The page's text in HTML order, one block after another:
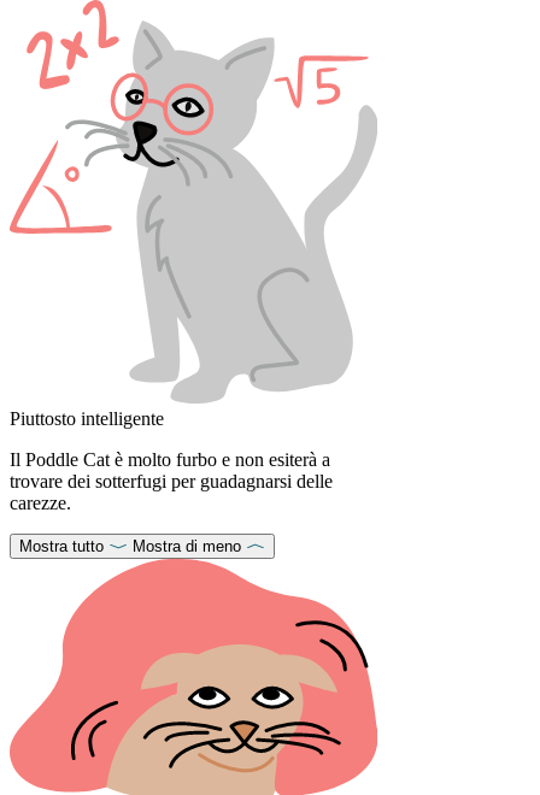
Piuttosto intelligente
Il Poddle Cat è molto furbo e non esiterà a
trovare dei sotterfugi per guadagnarsi delle
carezze.
Mostra tutto Mostra di meno